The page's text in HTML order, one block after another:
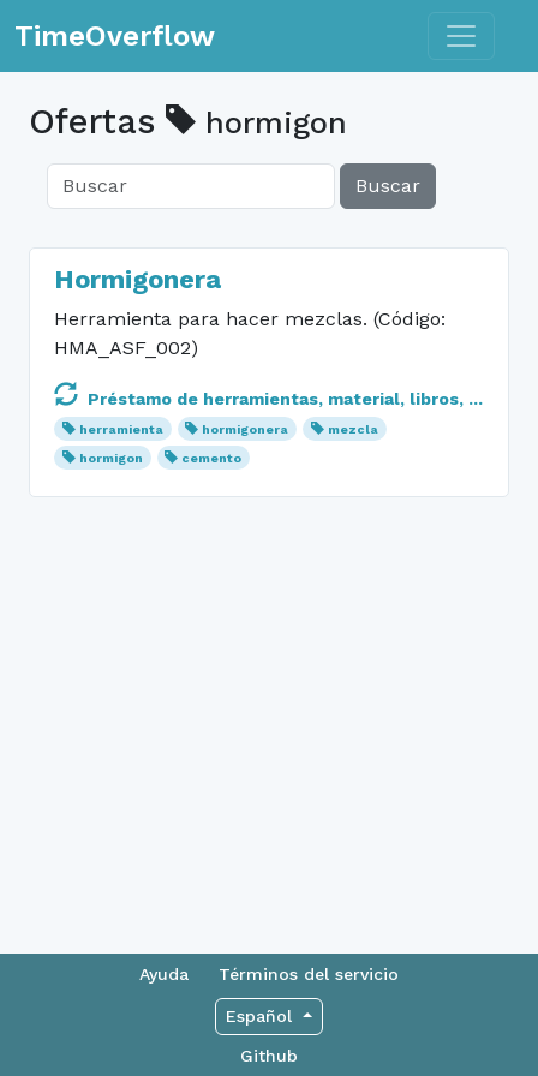
TimeOverflow Toggle
Ofertas hormigon
Buscar
Hormigonera
Herramienta para hacer mezclas. (Código:
HMA_ASF_002)
Préstamo de herramientas, material, libros, ...
herramienta hormigonera
mezcla
hormigon
cemento
Ayuda Términos del servicio
Español
Github